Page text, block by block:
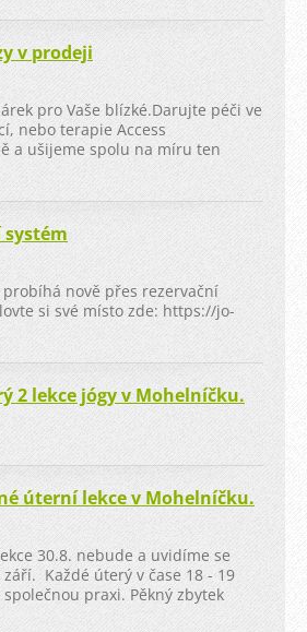
v prodeji
pro Vaše blízké.Darujte péči ve
nebo terapie Access
a ušijeme spolu na míru ten
systém
nově přes rezervační
si své místo zde: https://jo-
2 lekce jógy v Mohelníčku.
úterní lekce v Mohelníčku.
30.8. nebude a uvidíme se
Každé úterý v čase 18 - 19
praxi. Pěkný zbytek